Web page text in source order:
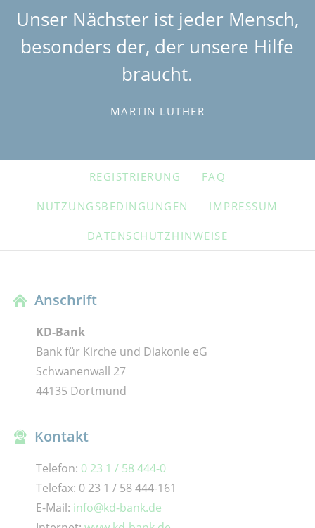
Unser Nächster ist jeder Mensch,
besonders der, der unsere Hilfe
braucht.
MARTIN LUTHER
NAVIGATION
REGISTRIERUNG FAQ
NUTZUNGSBEDINGUNGEN IMPRESSUM
DATENSCHUTZHINWEISE
Anschrift
KD-Bank
Bank für Kirche und Diakonie eG
Schwanenwall 27
44135 Dortmund
Kontakt
Telefon: 0 23 1 / 58 444-0
Telefax: 0 23 1 / 58 444-161
E-Mail: info@kd-bank.de